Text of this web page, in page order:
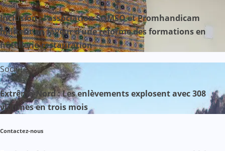
Inclusion : l’association SOMSO et Promhandicam
militent en faveur d’une réforme des formations en
hôtellerie-restauration
Société
Extrême-Nord : Les enlèvements explosent avec 308
victimes en trois mois
Contactez-nous